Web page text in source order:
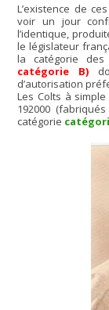
L’existence de
voir un jour
l’identique,
le législateur
la catégorie
catégorie B)
d’autorisation
Les Colts à
192000
catégorie